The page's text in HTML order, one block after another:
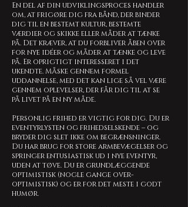
En del af din udviklingsproces handler
om, at frigøre dig fra bånd, der binder
dig til en bestemt kultur, bestemte
værdier og skikke eller måder at tænke
på. Det kræver, at du forbliver åben over
for nye idéer og måder at tænke og leve
på. Er oprigtigt interesseret i det
ukendte. Måske gennem formel
uddannelse, med det kan lige så vel være
gennem oplevelser, der får dig til at se
på livet på en ny måde.
Personlig frihed er vigtig for dig. Du er
eventyrlysten og frihedselskende – og
bryder dig slet ikke om begrænsninger.
Du har brug for store armbevægelser og
springer entusiastisk ud i nye eventyr,
uden at tøve. Du er grundlæggende
optimistisk (nogle gange over-
optimistisk) og er for det meste i godt
humør.